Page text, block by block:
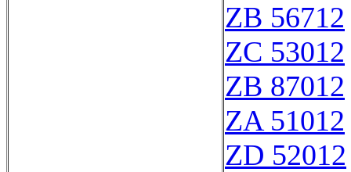
ZB 56712
ZC 53012
ZB 87012
ZA 51012
ZD 52012